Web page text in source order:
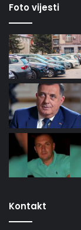
Foto vijesti
Kontakt